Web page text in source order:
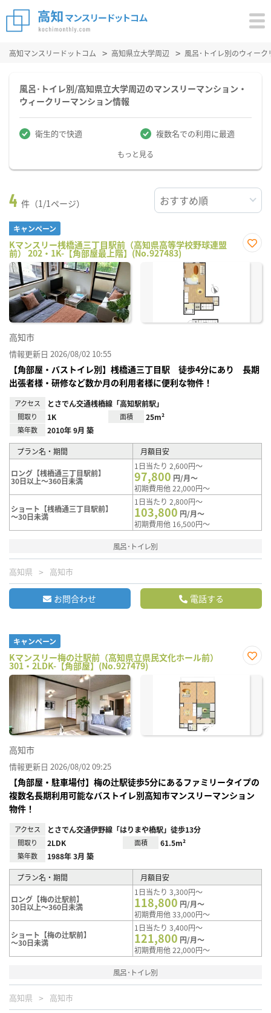
高知マンスリードットコム 高知県立大学周辺 風呂･トイレ別のウィー
風呂･トイレ別/高知県立大学周辺のマンスリーマンション・
ウィークリーマンション情報
衛生的で快適 複数名での利用に最適
もっと見る
4 件（1/1ページ）
キャンペーン
Kマンスリー桟橋通三丁目駅前（高知県高等学校野球連盟
前） 202・1K-【角部屋最上階】(No.927483)
に入
高知市
情報更新日 2026/08/02 10:55
【角部屋・バストイレ別】桟橋通三丁目駅 徒歩4分にあり 長期
出張者様・研修など数か月の利用者様に便利な物件！
アクセス とさでん交通桟橋線「高知駅前駅」
間取り 1K 面積 25m²
築年数 2010年 9月 築
プラン名・期間 月額目安
ロング【桟橋通三丁目駅前】
30日以上～360日未満
1日当たり 2,600円～
97,800 円/月～
初期費用他 22,000円～
ショート【桟橋通三丁目駅前】
～30日未満
1日当たり 2,800円～
103,800 円/月～
初期費用他 16,500円～
風呂･トイレ別
高知県 高知市
お問合わせ 電話する
キャンペーン
Kマンスリー梅の辻駅前（高知県立県民文化ホール前）
301・2LDK-【角部屋】(No.927479)
に入
高知市
情報更新日 2026/08/02 09:25
【角部屋・駐車場付】梅の辻駅徒歩5分にあるファミリータイプの
複数名長期利用可能なバストイレ別高知市マンスリーマンション
物件！
アクセス とさでん交通伊野線「はりまや橋駅」徒歩13分
間取り 2LDK 面積 61.5m²
築年数 1988年 3月 築
プラン名・期間 月額目安
ロング【梅の辻駅前】
30日以上～360日未満
1日当たり 3,300円～
118,800 円/月～
初期費用他 33,000円～
ショート【梅の辻駅前】
～30日未満
1日当たり 3,400円～
121,800 円/月～
初期費用他 22,000円～
風呂･トイレ別
高知県 高知市